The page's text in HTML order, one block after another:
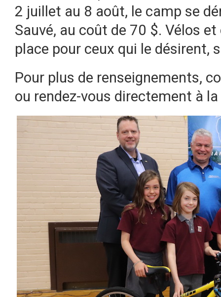
2 juillet au 8 août, le camp se
Sauvé, au coût de 70 $. Vélos
place pour ceux qui le désirent,
Pour plus de renseignements,
ou rendez-vous directement à